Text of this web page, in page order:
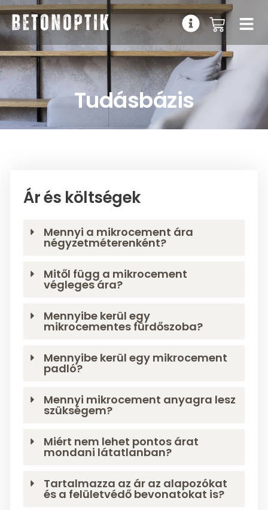
Tudásbázis
Ár és költségek
Mennyi a mikrocement ára
négyzetméterenként?
Mitől függ a mikrocement
végleges ára?
Mennyibe kerül egy
mikrocementes fürdőszoba?
Mennyibe kerül egy mikrocement
padló?
Mennyi mikrocement anyagra lesz
szükségem?
Miért nem lehet pontos árat
mondani látatlanban?
Tartalmazza az ár az alapozókat
és a felületvédő bevonatokat is?